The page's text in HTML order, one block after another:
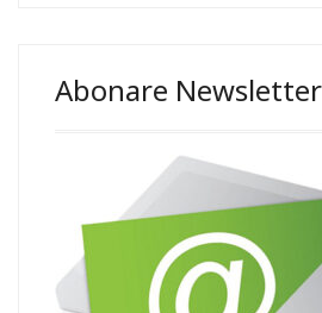
Abonare Newsletter